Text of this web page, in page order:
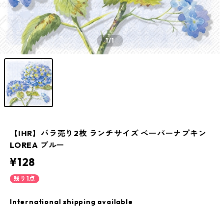
1/1
【IHR】バラ売り2枚 ランチサイズ ペーパーナプキン
LOREA ブルー
¥128
残り1点
International shipping available